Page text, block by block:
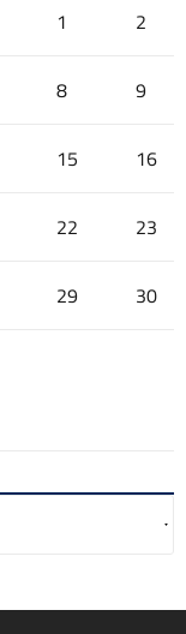
1 2
8 9
15 16
22 23
29 30